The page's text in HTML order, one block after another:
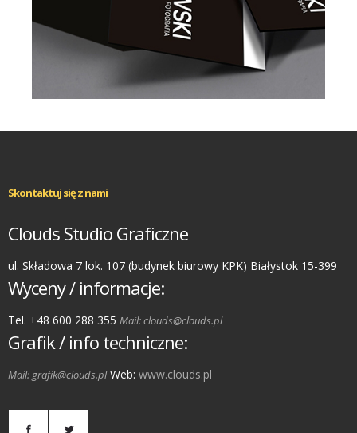
Skontaktuj się z nami
Clouds Studio Graficzne
ul. Składowa 7 lok. 107 (budynek biurowy KPK) Białystok 15-399
Wyceny / informacje:
Tel. +48 600 288 355 Mail: clouds@clouds.pl
Grafik / info techniczne:
Mail: grafik@clouds.plWeb: www.clouds.pl